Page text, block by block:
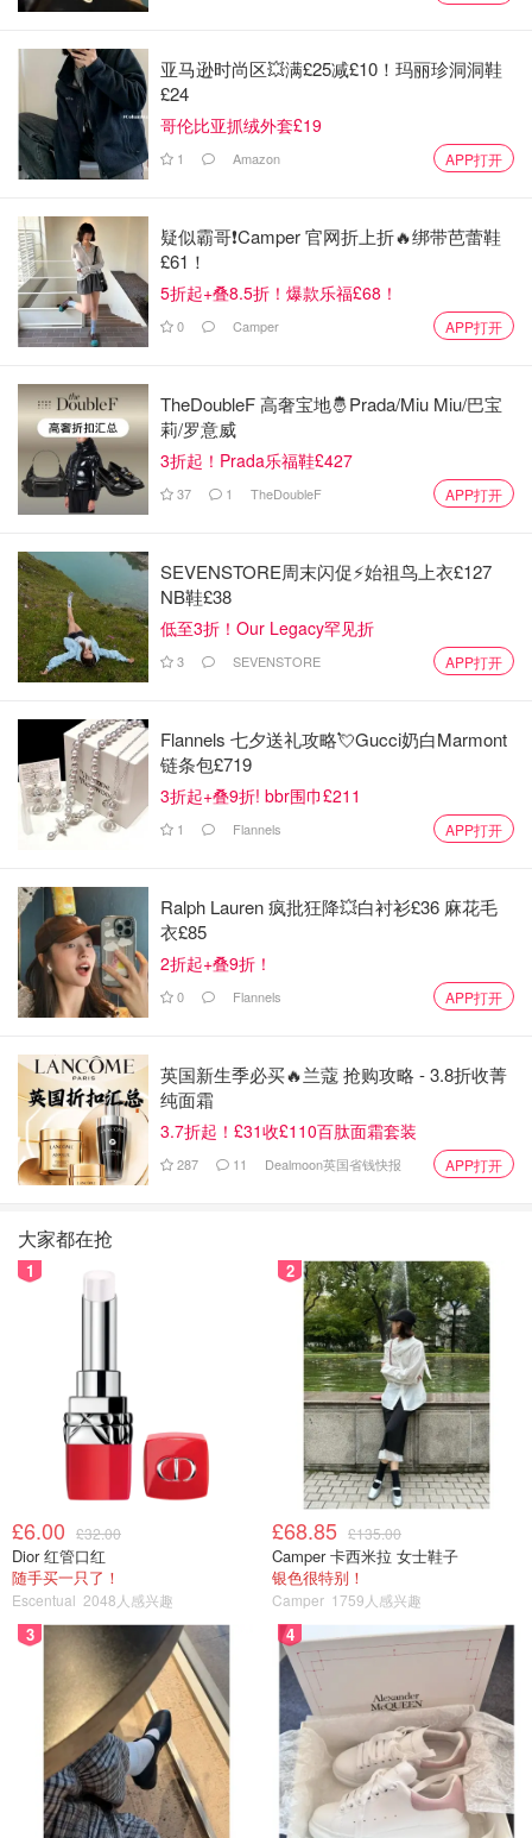
少设置在在商场的一层，一般要么在地下，要么在2-3层或
者其他楼层的位置。可能是希望你来都来了，起码逛逛再走
的意图吧~不得不说，这波操作我还是很服气的。
图片来源于@Visit Birmingham，版权属于原作者
4. 公共厕所
当然，我们最理想的选择还是可以找得到当地的公共厕所，
避免在商场或其他地方过多耗费时间。英国公共厕所分为免
费和收费两种，收费公厕顾名思义，要想从此过，最少要留
英国免费公厕并不多，除了上面提到火车站和地铁站可能会
有，其他交通服务中心或者公共场所附近也能找到免费的厕
所。我会在下面第二部分为大家详细介绍寻找免费公共厕所
5. 公园或景点
就像刚刚说的，虽然英国免费公厕不多，但是公园和景点一
般都会人性化的配备卫生间。只不过这卫生间的数目和距离
可能会比较远，建议大家去公园或者景点玩耍时，在大门口
就把地图拍个照，方便之后快速寻找卫生间。
图片来源于@BBC，版权属于原作者
通常在景区门口游客中心会有一个卫生间，其他的卫生间一
般都在景区比较中心的位置，或者景区咖啡厅和餐厅。顺着
亚马逊时尚区💥满£25减£10！玛丽珍洞洞鞋
£24
哥伦比亚抓绒外套£19
1 Amazon APP打开
疑似霸哥❗️Camper 官网折上折🔥绑带芭蕾鞋
£61！
5折起+叠8.5折！爆款乐福£68！
0 Camper APP打开
TheDoubleF 高奢宝地🤴Prada/Miu Miu/巴宝
莉/罗意威
3折起！Prada乐福鞋£427
37 1 TheDoubleF APP打开
SEVENSTORE周末闪促⚡️始祖鸟上衣£127
NB鞋£38
低至3折！Our Legacy罕见折
3 SEVENSTORE APP打开
Flannels 七夕送礼攻略💘Gucci奶白Marmont
链条包£719
3折起+叠9折! bbr围巾£211
1 Flannels APP打开
Ralph Lauren 疯批狂降💥白衬衫£36 麻花毛
衣£85
2折起+叠9折！
0 Flannels APP打开
英国新生季必买🔥兰蔻 抢购攻略 - 3.8折收菁
纯面霜
3.7折起！£31收£110百肽面霜套装
287 11 Dealmoon英国省钱快报 APP打开
大家都在抢
1
£6.00 £32.00
Dior 红管口红
随手买一只了！
Escentual 2048人感兴趣
2
£68.85 £135.00
Camper 卡西米拉 女士鞋子
银色很特别！
Camper 1759人感兴趣
3 4